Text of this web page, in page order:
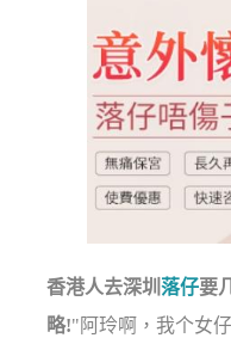
香港人去深圳落仔要
略!"阿玲啊，我个女